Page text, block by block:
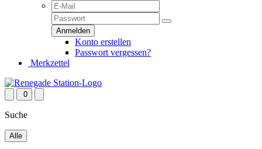
Konto erstellen
Passwort vergessen?
Merkzettel
0
Suche
Alle